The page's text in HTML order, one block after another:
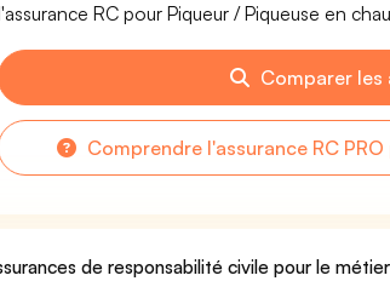
RC pour Piqueur / Piqueuse en
Comparer les
Comprendre l'assurance RC
de responsabilité civile pour le